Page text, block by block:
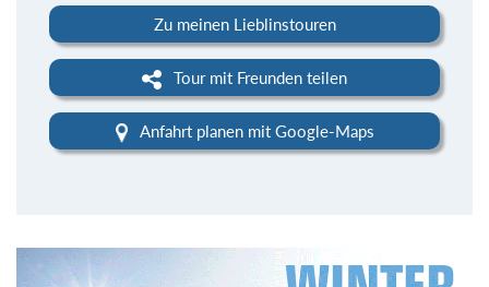
Zu meinen Lieblinstouren
Tour mit Freunden teilen
Anfahrt planen mit Google-Maps